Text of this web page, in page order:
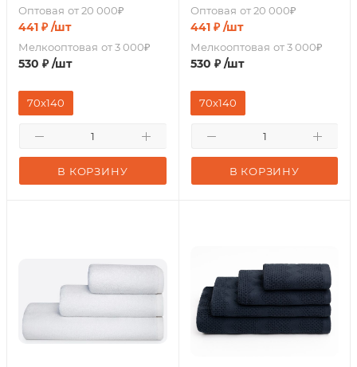
Оптовая от 20 000₽
441 ₽ /шт
Мелкооптовая от 3 000₽
530 ₽ /шт
В КОРЗИНУ
70x140
Оптовая от 20 000₽
441₽ /шт
Мелкооптовая от 3 000₽
530 ₽ /шт
В КОРЗИНУ
70x140